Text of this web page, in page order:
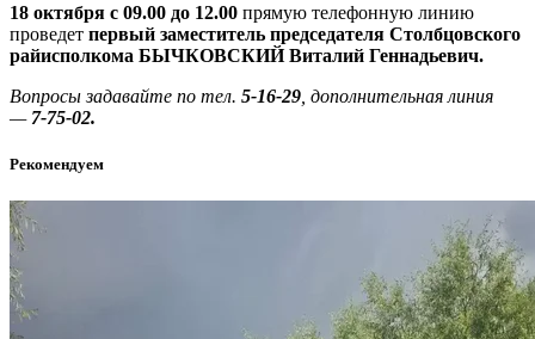
18 октября с 09.00 до 12.00 прямую телефонную линию
проведет первый заместитель председателя Столбцовского
райисполкома БЫЧКОВСКИЙ Виталий Геннадьевич.
Вопросы задавайте по тел. 5-16-29 , дополнительная линия
— 7-75-02.
Рекомендуем